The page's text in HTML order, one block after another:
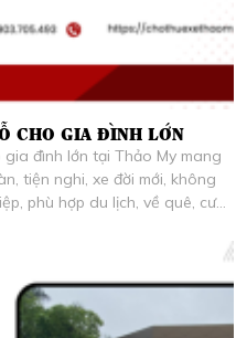
CHO GIA ĐÌNH LỚN
đình lớn tại Thảo My mang
tiện nghi, xe đời mới, không
phù hợp du lịch, về quê, cưới